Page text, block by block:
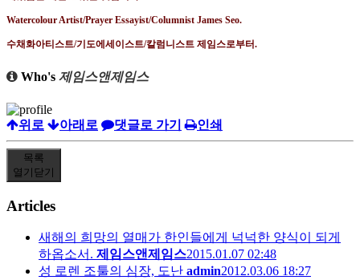
Watercolour Artist/Prayer Essayist/Columnist James Seo.
수채화아티스트/기도에세이스트/칼럼니스트 제임스로부터.
Who's 제임스앤제임스
위로 아래로 댓글로 가기 인쇄
목록
열기 닫기
Articles
새해의 희망의 열매가 한인들에게 넉넉한 양식이 되게
하옵소서. 제임스앤제임스2015.01.07 02:48
성 로렌 조툴의 심장, 도난 admin2012.03.06 18:27